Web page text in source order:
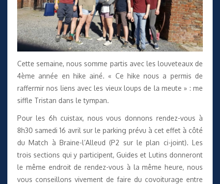
Cette semaine, nous somme partis avec les louveteaux de
4ème année en hike ainé. « Ce hike nous a permis de
raffermir nos liens avec les vieux loups de la meute » : me
siffle Tristan dans le tympan.
Pour les 6h cuistax, nous vous donnons rendez-vous à
8h30 samedi 16 avril sur le parking prévu à cet effet à côté
du Match à Braine-l’Alleud (P2 sur le plan ci-joint). Les
trois sections qui y participent, Guides et Lutins donneront
le même endroit de rendez-vous à la même heure, nous
vous conseillons vivement de faire du covoiturage entre